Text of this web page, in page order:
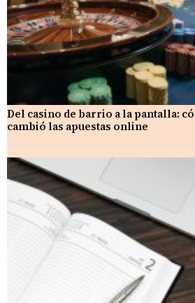
Del casino de barrio a la pantalla:
cambió las apuestas online